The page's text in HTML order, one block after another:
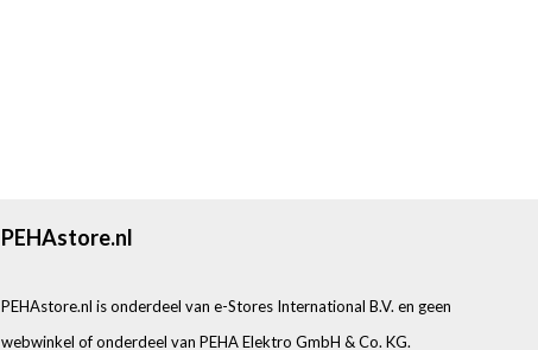
PEHAstore.nl
PEHAstore.nl is onderdeel van e-Stores International B.V. en geen
webwinkel of onderdeel van PEHA Elektro GmbH & Co. KG.